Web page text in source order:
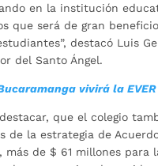
en la institución
que será de gran
destacó Luis
del Santo Ángel.
vivirá la EVER
que el colegio
de la estrategia de
más de $ 61 millones para